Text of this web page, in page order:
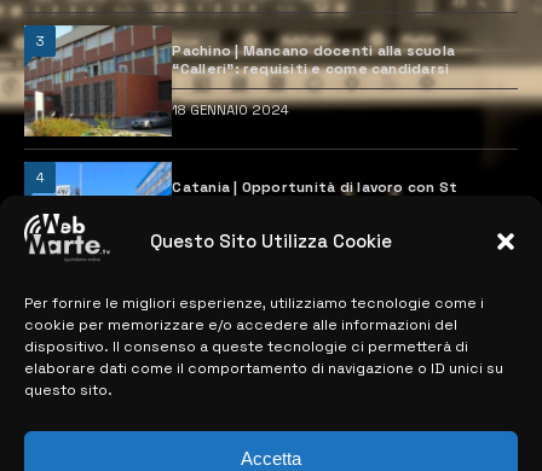
Questo Sito Utilizza Cookie
Per fornire le migliori esperienze, utilizziamo tecnologie come i
cookie per memorizzare e/o accedere alle informazioni del
dispositivo. Il consenso a queste tecnologie ci permetterà di
elaborare dati come il comportamento di navigazione o ID unici su
questo sito.
Accetta
3
Pachino | Mancano docenti alla scuola
“Calleri”: requisiti e come candidarsi
18 GENNAIO 2024
4
Catania | Opportunità di lavoro con St
28 MARZO 2024
MAPPA DEL SITO
> NOTIZIE